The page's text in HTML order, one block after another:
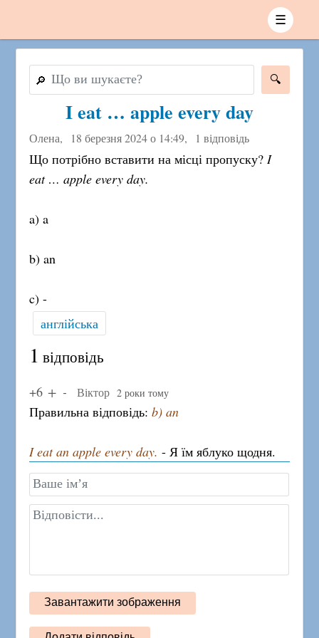
☰
🔎
I eat … apple every day
Олена, 18 березня 2024 о 14:49, 1 відповідь
Що потрібно вставити на місці пропуску?I
eat … apple every day.
a) a
b) an
c) -
англійська
1 відповідь
+6 Віктор 2 роки тому
Правильна відповідь:b) an
I eat an apple every day. - Я їм яблуко щодня.